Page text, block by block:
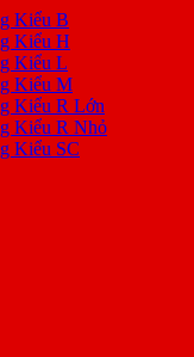
Kiểu B
Kiểu H
Kiểu L
Kiểu M
Kiểu R Lớn
Kiểu R Nhỏ
Kiểu SC